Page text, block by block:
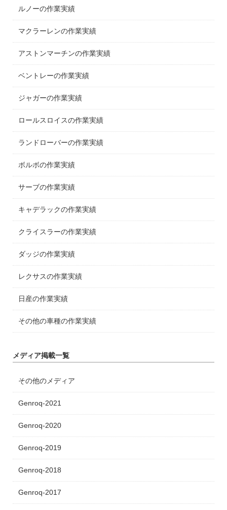
ルノーの作業実績
マクラーレンの作業実績
アストンマーチンの作業実績
ベントレーの作業実績
ジャガーの作業実績
ロールスロイスの作業実績
ランドローバーの作業実績
ボルボの作業実績
サーブの作業実績
キャデラックの作業実績
クライスラーの作業実績
ダッジの作業実績
レクサスの作業実績
日産の作業実績
その他の車種の作業実績
メディア掲載一覧
その他のメディア
Genroq-2021
Genroq-2020
Genroq-2019
Genroq-2018
Genroq-2017